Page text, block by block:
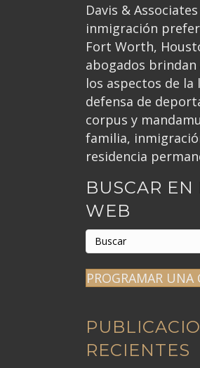
Davis &
inmigración
Fort Worth,
abogados
los aspectos de
defensa de
corpus y
familia,
residencia
BUSCAR
WEB
PROGRAMAR
RECIENTES